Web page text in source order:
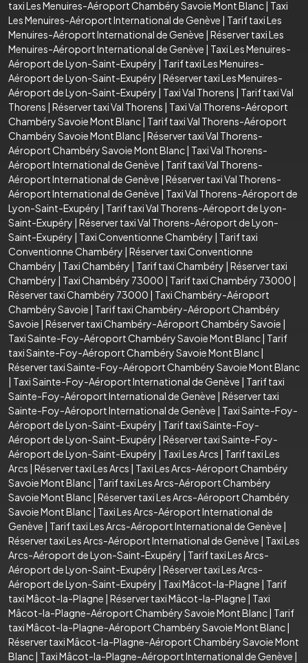
taxi Les Menuires-Aéroport Chambéry Savoie Mont Blanc| Taxi
Les Menuires-Aéroport International de Genève | Tarif taxi Les
Menuires-Aéroport International de Genève | Réserver taxi Les
Menuires-Aéroport International de Genève | Taxi Les Menuires-
Aéroport de Lyon-Saint-Exupéry | Tarif taxi Les Menuires-
Aéroport de Lyon-Saint-Exupéry | Réserver taxi Les Menuires-
Aéroport de Lyon-Saint-Exupéry | Taxi Val Thorens | Tarif taxi Val
Thorens | Réserver taxi Val Thorens | Taxi Val Thorens-Aéroport
Chambéry Savoie Mont Blanc| Tarif taxi Val Thorens-Aéroport
Chambéry Savoie Mont Blanc| Réserver taxi Val Thorens-
Aéroport Chambéry Savoie Mont Blanc| Taxi Val Thorens-
Aéroport International de Genève | Tarif taxi Val Thorens-
Aéroport International de Genève | Réserver taxi Val Thorens-
Aéroport International de Genève | Taxi Val Thorens-Aéroport de
Lyon-Saint-Exupéry | Tarif taxi Val Thorens-Aéroport de Lyon-
Saint-Exupéry | Réserver taxi Val Thorens-Aéroport de Lyon-
Saint-Exupéry | Taxi Conventionne Chambéry | Tarif taxi
Conventionne Chambéry | Réserver taxi Conventionne
Chambéry | Taxi Chambéry | Tarif taxi Chambéry | Réserver taxi
Chambéry | Taxi Chambéry 73000 | Tarif taxi Chambéry 73000 |
Réserver taxi Chambéry 73000 | Taxi Chambéry-Aéroport
Chambéry Savoie | Tarif taxi Chambéry-Aéroport Chambéry
Savoie | Réserver taxi Chambéry-Aéroport Chambéry Savoie |
Taxi Sainte-Foy-Aéroport Chambéry Savoie Mont Blanc| Tarif
taxi Sainte-Foy-Aéroport Chambéry Savoie Mont Blanc|
Réserver taxi Sainte-Foy-Aéroport Chambéry Savoie Mont Blanc
| Taxi Sainte-Foy-Aéroport International de Genève | Tarif taxi
Sainte-Foy-Aéroport International de Genève | Réserver taxi
Sainte-Foy-Aéroport International de Genève | Taxi Sainte-Foy-
Aéroport de Lyon-Saint-Exupéry | Tarif taxi Sainte-Foy-
Aéroport de Lyon-Saint-Exupéry | Réserver taxi Sainte-Foy-
Aéroport de Lyon-Saint-Exupéry | Taxi Les Arcs | Tarif taxi Les
Arcs | Réserver taxi Les Arcs | Taxi Les Arcs-Aéroport Chambéry
Savoie Mont Blanc| Tarif taxi Les Arcs-Aéroport Chambéry
Savoie Mont Blanc| Réserver taxi Les Arcs-Aéroport Chambéry
Savoie Mont Blanc| Taxi Les Arcs-Aéroport International de
Genève | Tarif taxi Les Arcs-Aéroport International de Genève |
Réserver taxi Les Arcs-Aéroport International de Genève | Taxi Les
Arcs-Aéroport de Lyon-Saint-Exupéry | Tarif taxi Les Arcs-
Aéroport de Lyon-Saint-Exupéry | Réserver taxi Les Arcs-
Aéroport de Lyon-Saint-Exupéry | Taxi Mâcot-la-Plagne | Tarif
taxi Mâcot-la-Plagne | Réserver taxi Mâcot-la-Plagne | Taxi
Mâcot-la-Plagne-Aéroport Chambéry Savoie Mont Blanc| Tarif
taxi Mâcot-la-Plagne-Aéroport Chambéry Savoie Mont Blanc|
Réserver taxi Mâcot-la-Plagne-Aéroport Chambéry Savoie Mont
Blanc| Taxi Mâcot-la-Plagne-Aéroport International de Genève |